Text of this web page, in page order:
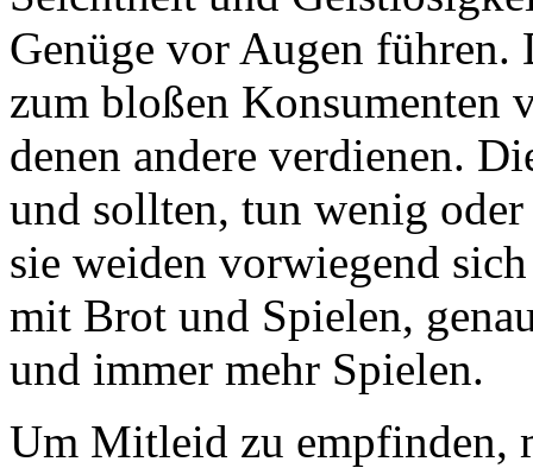
Genüge vor Augen
zum bloßen Konsumenten
denen andere verdienen.
und sollten, tun wenig
sie weiden vorwiegend
mit Brot und Spielen,
und immer mehr Spielen.
Um Mitleid zu empfinden,